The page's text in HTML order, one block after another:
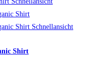
Schnellansicht
Shirt